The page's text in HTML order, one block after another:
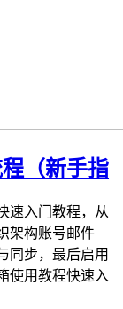
（新手指
速入门教程，从
架构账号邮件
同步，最后启用
使用教程快速入